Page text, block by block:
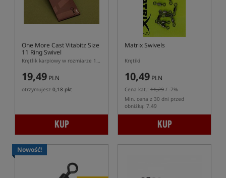
One More Cast Vitabitz Size
11 Ring Swivel
Krętlik karpiowy w rozmiarze 11 z kółeczkiem
19,49 PLN
otrzymujesz 0,18 pkt
KUP
Matrix Swivels
Krętiki
10,49 PLN
Cena kat.: 11,29 / -7%
Min. cena z 30 dni przed
obniżką: 7.49
KUP
Nowość!